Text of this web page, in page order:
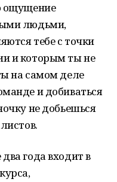
ощущение
людьми,
тебе с точки
и которым ты не
на самом деле
и добиваться
не добьешься
года входит в